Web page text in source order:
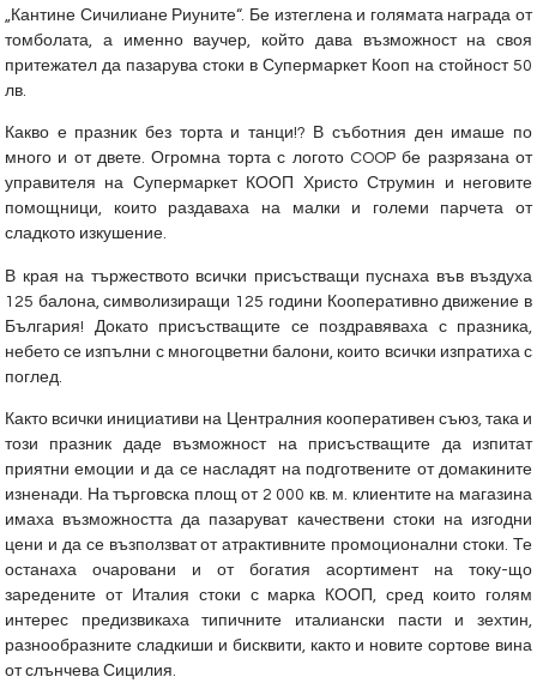
„Кантине Сичилиане Риуните“. Бе изтеглена и голямата награда от
томболата, а именно ваучер, който дава възможност на своя
притежател да пазарува стоки в Супермаркет Кооп на стойност 50
лв.
Какво е празник без торта и танци!? В съботния ден имаше по
много и от двете. Огромна торта с логото COOP бе разрязана от
управителя на Супермаркет КООП Христо Струмин и неговите
помощници, които раздаваха на малки и големи парчета от
сладкото изкушение.
В края на тържеството всички присъстващи пуснаха във въздуха
125 балона, символизиращи 125 години Кооперативно движение в
България! Докато присъстващите се поздравяваха с празника,
небето се изпълни с многоцветни балони, които всички изпратиха с
поглед.
Както всички инициативи на Централния кооперативен съюз, така и
този празник даде възможност на присъстващите да изпитат
приятни емоции и да се насладят на подготвените от домакините
изненади. На търговска площ от 2 000 кв. м. клиентите на магазина
имаха възможността да пазаруват качествени стоки на изгодни
цени и да се възползват от атрактивните промоционални стоки. Те
останаха очаровани и от богатия асортимент на току-що
заредените от Италия стоки с марка КООП, сред които голям
интерес предизвикаха типичните италиански пасти и зехтин,
разнообразните сладкиши и бисквити, както и новите сортове вина
от слънчева Сицилия.